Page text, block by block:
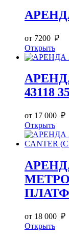
от 7200 ₽
Открыть
43118
от 17 000 ₽
Открыть
от 18 000 ₽
Открыть